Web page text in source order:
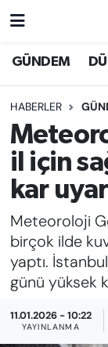
GÜNDEM
HABERLER
il için
kar
Meteoroloji
birçok ilde
yaptı.
günü yüksek
11.01.2026 - 10:22
YAYINLANMA
DÜNYA
EKONOMİ
EMEK
YENİ
FAYDALI
GÜNDEM
EĞİTİM
Nöbetçi
Hava
İstanbul
Trafik
Süper Lig
Tüm